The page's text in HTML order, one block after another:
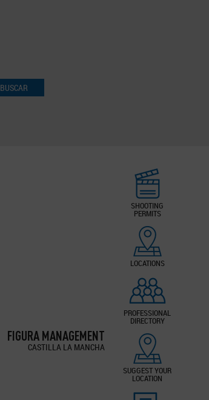
BUSCAR
SHOOTING
PERMITS
LOCATIONS
PROFESSIONAL
DIRECTORY
SUGGEST YOUR
LOCATION
FIGURA MANAGEMENT
CASTILLA LA MANCHA